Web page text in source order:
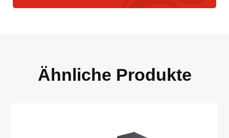
Ähnliche Produkte